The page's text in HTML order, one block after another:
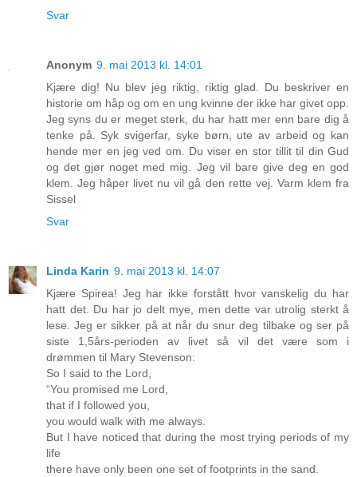
Svar
Anonym 9. mai 2013 kl. 14:01
Kjære dig! Nu blev jeg riktig, riktig glad. Du beskriver en
historie om håp og om en ung kvinne der ikke har givet opp.
Jeg syns du er meget sterk, du har hatt mer enn bare dig å
tenke på. Syk svigerfar, syke børn, ute av arbeid og kan
hende mer en jeg ved om. Du viser en stor tillit til din Gud
og det gjør noget med mig. Jeg vil bare give deg en god
klem. Jeg håper livet nu vil gå den rette vej. Varm klem fra
Sissel
Svar
Linda Karin 9. mai 2013 kl. 14:07
Kjære Spirea! Jeg har ikke forstått hvor vanskelig du har
hatt det. Du har jo delt mye, men dette var utrolig sterkt å
lese. Jeg er sikker på at når du snur deg tilbake og ser på
siste 1,5års-perioden av livet så vil det være som i
drømmen til Mary Stevenson:
So I said to the Lord,
“You promised me Lord,
that if I followed you,
you would walk with me always.
But I have noticed that during the most trying periods of my
life
there have only been one set of footprints in the sand.